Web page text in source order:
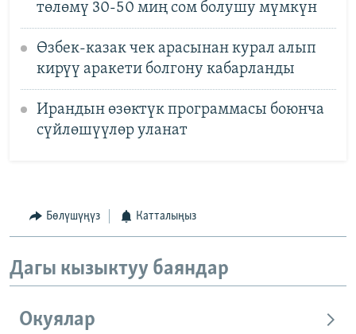
төлөмү 30-50 миң сом болушу мүмкүн
Өзбек-казак чек арасынан курал алып
кирүү аракети болгону кабарланды
Ирандын өзөктүк программасы боюнча
сүйлөшүүлөр уланат
Бөлүшүңүз Катталыңыз
Дагы кызыктуу баяндар
Окуялар